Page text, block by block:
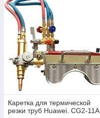
Каретка для термической
резки труб Huawei. CG2-11A